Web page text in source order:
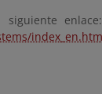
enlace:
index_en.htm